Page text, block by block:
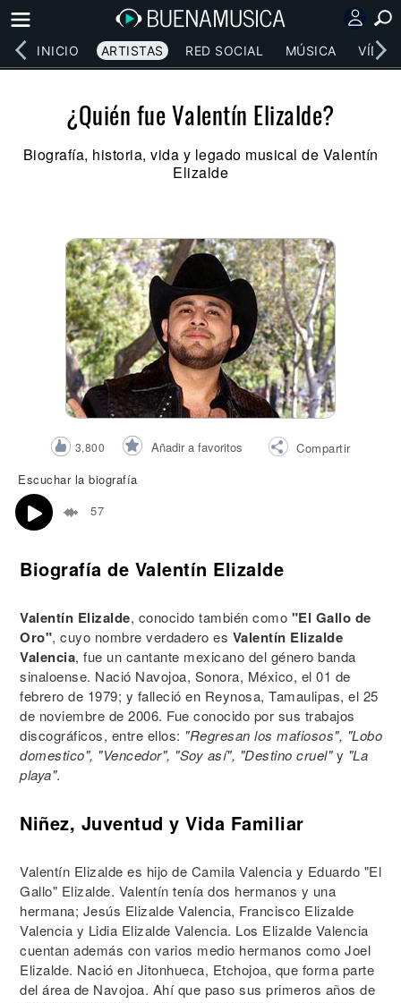
INICIO ARTISTAS RED SOCIAL MÚSICA
¿Quién fue Valentín Elizalde?
Biografía, historia, vida y legado musical de Valentín
Elizalde
3,800 Añadir a favoritos
Compartir
Escuchar la biografía
57
Biografía de Valentín Elizalde
Valentín Elizalde, conocido también como "El Gallo de
Oro", cuyo nombre verdadero es Valentín Elizalde
Valencia, fue un cantante mexicano del género banda
sinaloense. Nació Navojoa, Sonora, México, el 01 de
febrero de 1979; y falleció en Reynosa, Tamaulipas, el 25
de noviembre de 2006. Fue conocido por sus trabajos
discográficos, entre ellos: "Regresan los mafiosos", "Lobo
domestico", "Vencedor", "Soy así", "Destino cruel"y "La
playa".
Niñez, Juventud y Vida Familiar
Valentín Elizalde es hijo de Camila Valencia y Eduardo "El
Gallo" Elizalde. Valentín tenía dos hermanos y una
hermana; Jesús Elizalde Valencia, Francisco Elizalde
Valencia y Lidia Elizalde Valencia. Los Elizalde Valencia
cuentan además con varios medio hermanos como Joel
Elizalde. Nació en Jitonhueca, Etchojoa, que forma parte
del área de Navojoa. Ahí que paso sus primeros años de